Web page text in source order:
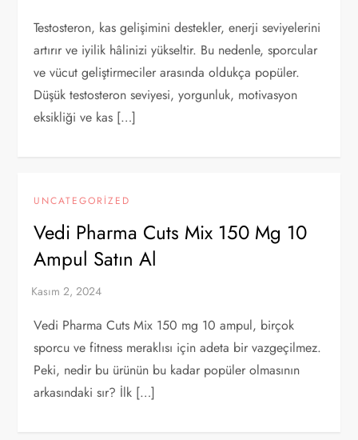
Testosteron, kas gelişimini destekler, enerji seviyelerini
artırır ve iyilik hâlinizi yükseltir. Bu nedenle, sporcular
ve vücut geliştirmeciler arasında oldukça popüler.
Düşük testosteron seviyesi, yorgunluk, motivasyon
eksikliği ve kas […]
UNCATEGORIZED
Vedi Pharma Cuts Mix 150 Mg 10
Ampul Satın Al
Vedi Pharma Cuts Mix 150 mg 10 ampul, birçok
sporcu ve fitness meraklısı için adeta bir vazgeçilmez.
Peki, nedir bu ürünün bu kadar popüler olmasının
arkasındaki sır? İlk […]